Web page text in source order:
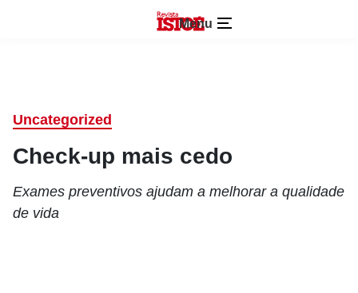
Menu
Uncategorized
Check-up mais cedo
Exames preventivos ajudam a melhorar a qualidade
de vida